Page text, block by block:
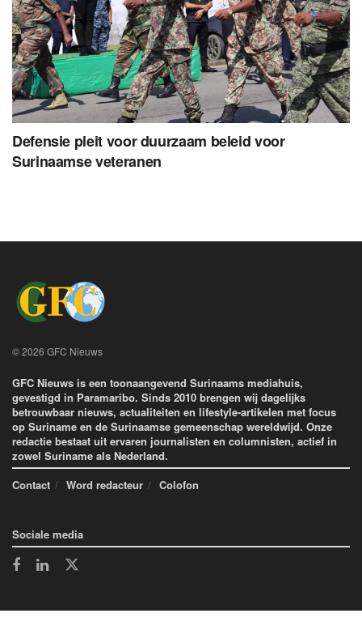
Defensie pleit voor duurzaam beleid voor
Surinaamse veteranen
© 2026 GFC Nieuws
GFC Nieuws is een toonaangevend Surinaams mediahuis,
gevestigd in Paramaribo. Sinds 2010 brengen wij dagelijks
betrouwbaar nieuws, actualiteiten en lifestyle-artikelen met focus
op Suriname en de Surinaamse gemeenschap wereldwijd. Onze
redactie bestaat uit ervaren journalisten en columnisten, actief in
zowel Suriname als Nederland.
Contact
Word redacteur Colofon
Sociale media